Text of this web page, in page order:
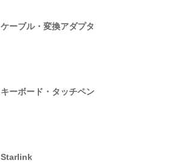
ケーブル・変換アダプタ
キーボード・タッチペン
Starlink